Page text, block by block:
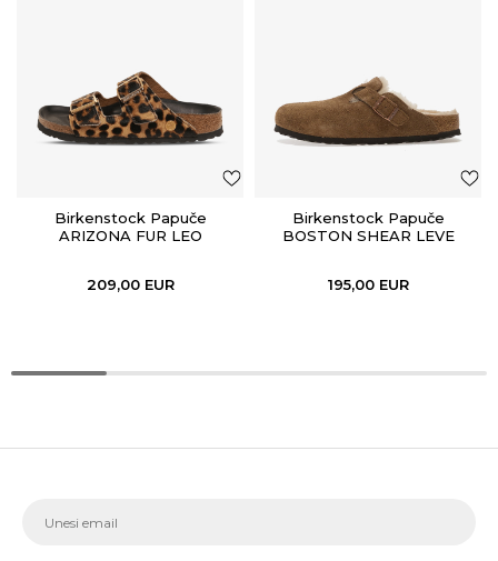
Birkenstock Papuče
ARIZONA FUR LEO
209,00 EUR
Birkenstock Papuče
BOSTON SHEAR LEVE
195,00 EUR